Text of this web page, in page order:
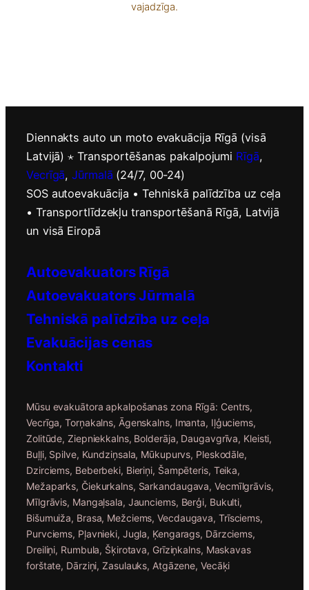
vajadzīga.
Diennakts auto un moto evakuācija Rīgā (visā
Latvijā) ⋆ Transportēšanas pakalpojumi Rīgā,
Vecrīgā,Jūrmalā (24/7, 00-24)
SOS autoevakuācija • Tehniskā palīdzība uz ceļa
• Transportlīdzekļu transportēšanā Rīgā, Latvijā
un visā Eiropā
Autoevakuators Rīgā
Autoevakuators Jūrmalā
Tehniskā palīdzība uz ceļa
Evakuācijas cenas
Kontakti
Mūsu evakuātora apkalpošanas zona Rīgā: Centrs,
Vecrīga, Torņakalns, Āgenskalns, Imanta, Iļģuciems,
Zolitūde, Ziepniekkalns, Bolderāja, Daugavgrīva, Kleisti,
Buļļi, Spilve, Kundziņsala, Mūkupurvs, Pleskodāle,
Dzirciems, Beberbeki, Bieriņi, Šampēteris, Teika,
Mežaparks, Čiekurkalns, Sarkandaugava, Vecmīlgrāvis,
Mīlgrāvis, Mangaļsala, Jaunciems, Berģi, Bukulti,
Bišumuiža, Brasa, Mežciems, Vecdaugava, Trīsciems,
Purvciems, Pļavnieki, Jugla, Ķengarags, Dārzciems,
Dreiliņi, Rumbula, Šķirotava, Grīziņkalns, Maskavas
forštate, Dārziņi, Zasulauks, Atgāzene, Vecāķi